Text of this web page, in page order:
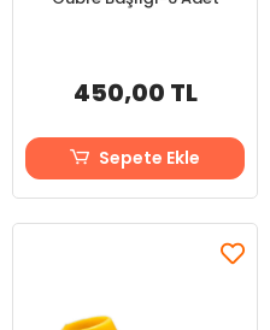
450,00 TL
Sepete Ekle